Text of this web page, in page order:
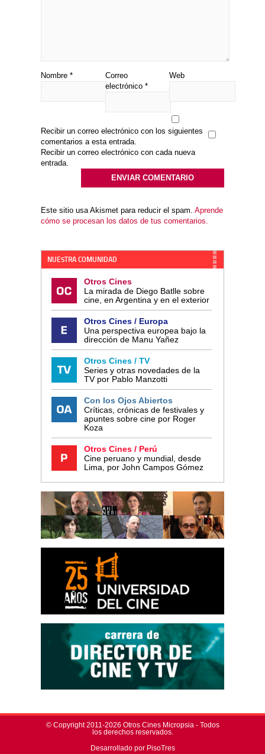
Nombre *
Correo
electrónico *
Web
Recibir un correo electrónico con los siguientes
comentarios a esta entrada.
Recibir un correo electrónico con cada nueva
entrada.
Este sitio usa Akismet para reducir el spam. Aprende
cómo se procesan los datos de tus comentarios.
NUESTRA COMUNIDAD
Otros Cines
La mirada de Diego Batlle sobre
cine, en Argentina y en el exterior
Otros Cines / Europa
Una perspectiva europea bajo la
dirección de Manu Yañez
Otros Cines / TV
Series y otras novedades de la
TV por Pablo Manzotti
Con los Ojos Abiertos
Críticas, crónicas de festivales y
apuntes sobre cine por Roger
Koza
Otros Cines / Perú
Cine peruano y mundial, desde
Lima, por John Campos Gómez
© Copyright 2011-2026 Otros Cines Micropsia - Todos
los derechos reservados.
Desarrollado por PisoTres